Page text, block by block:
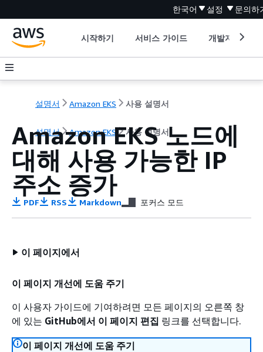
한국어 설정 문의하
시작하기 서비스 가이드 개발자 도구
설명서 Amazon EKS 사용 설명서
설명서 Amazon EKS 사용 설명서
Amazon EKS 노드에
대해 사용 가능한 IP
주소 증가
PDF RSS Markdown 포커스 모드
이 페이지에서
이 페이지 개선에 도움 주기
이 사용자 가이드에 기여하려면 모든 페이지의 오른쪽 창
에 있는 GitHub에서 이 페이지 편집 링크를 선택합니다.
이 페이지 개선에 도움 주기